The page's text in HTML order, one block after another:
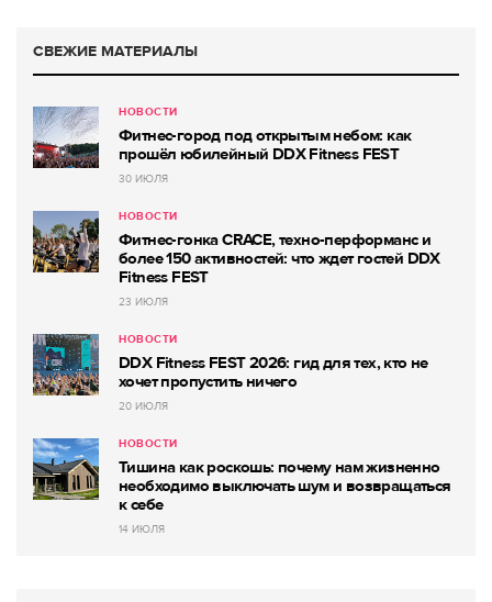
СВЕЖИЕ МАТЕРИАЛЫ
НОВОСТИ
Фитнес-город под открытым небом: как
прошёл юбилейный DDX Fitness FEST
30 ИЮЛЯ
НОВОСТИ
Фитнес-гонка CRACE, техно-перформанс и
более 150 активностей: что ждет гостей DDX
Fitness FEST
23 ИЮЛЯ
НОВОСТИ
DDX Fitness FEST 2026: гид для тех, кто не
хочет пропустить ничего
20 ИЮЛЯ
НОВОСТИ
Тишина как роскошь: почему нам жизненно
необходимо выключать шум и возвращаться
к себе
14 ИЮЛЯ